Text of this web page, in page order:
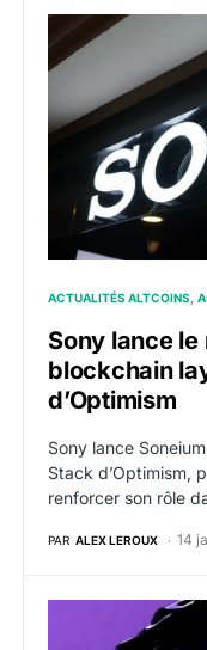
Sony lance le
ACTUALITÉS ALTCOINS
Sony lance le
blockchain
d’Optimism
Sony lance
Stack d’Optimism,
renforcer son rôle
PAR ALEX LEROUX 14
Kraken lance